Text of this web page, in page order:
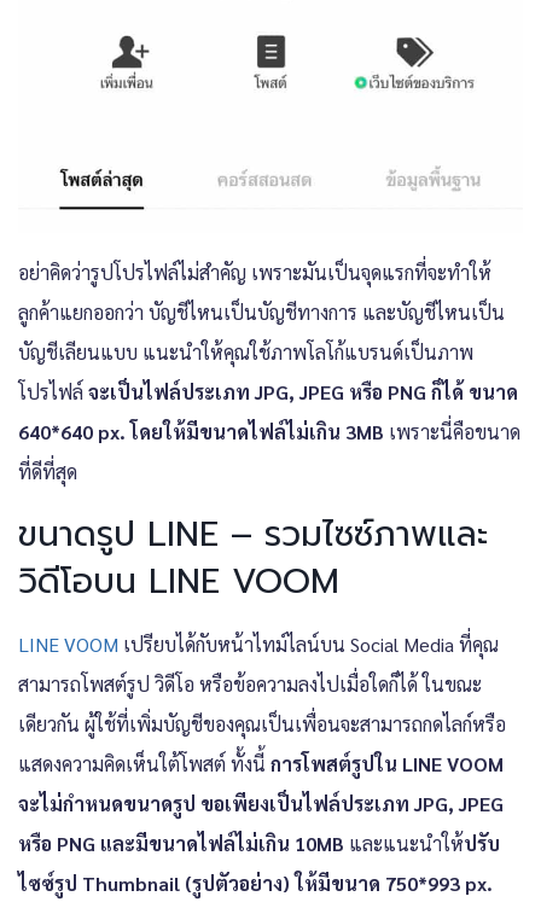
อย่าคิดว่ารูปโปรไฟล์ไม่สำคัญ เพราะมันเป็นจุดแรกที่จะทำให้
ลูกค้าแยกออกว่า บัญชีไหนเป็นบัญชีทางการ และบัญชีไหนเป็น
บัญชีเลียนแบบ แนะนำให้คุณใช้ภาพโลโก้แบรนด์เป็นภาพ
โปรไฟล์ จะเป็นไฟล์ประเภท JPG, JPEG หรือ PNG ก็ได้ ขนาด
640*640 px. โดยให้มีขนาดไฟล์ไม่เกิน 3MB เพราะนี่คือขนาด
ที่ดีที่สุด
ขนาดรูป LINE – รวมไซซ์ภาพและ
วิดีโอบน LINE VOOM
LINE VOOM เปรียบได้กับหน้าไทม์ไลน์บน Social Media ที่คุณ
สามารถโพสต์รูป วิดีโอ หรือข้อความลงไปเมื่อใดก็ได้ ในขณะ
เดียวกัน ผู้ใช้ที่เพิ่มบัญชีของคุณเป็นเพื่อนจะสามารถกดไลก์หรือ
แสดงความคิดเห็นใต้โพสต์ ทั้งนี้ การโพสต์รูปใน LINE VOOM
จะไม่กำหนดขนาดรูป ขอเพียงเป็นไฟล์ประเภท JPG, JPEG
หรือ PNG และมีขนาดไฟล์ไม่เกิน 10MB และแนะนำให้ปรับ
ไซซ์รูป Thumbnail (รูปตัวอย่าง) ให้มีขนาด 750*993 px.